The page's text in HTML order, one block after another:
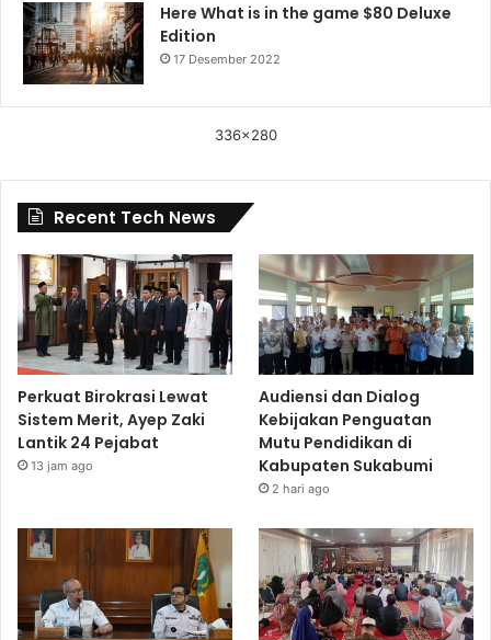
Here What is in the game $80 Deluxe
Edition
17 Desember 2022
336x280
Recent Tech News
Perkuat Birokrasi Lewat
Sistem Merit, Ayep Zaki
Lantik 24 Pejabat
13 jam ago
Audiensi dan Dialog
Kebijakan Penguatan
Mutu Pendidikan di
Kabupaten Sukabumi
2 hari ago